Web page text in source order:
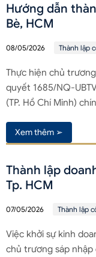
Hướng dẫn
Bè, HCM
08/05/2026 Thành lập
Thực hiện chủ
quyết 1685/NQ-
(TP. Hồ Chí Minh)
Xem thêm ➢
Thành lập
Tp. HCM
07/05/2026 Thành lập
Việc khởi sự kinh
chủ trương sáp